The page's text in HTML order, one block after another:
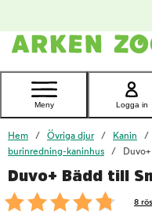
Kontakta
Meny Logga in
Hem Övriga djur Kanin
burinredning-kaninhus
Duvo+ Bädd till
8
foo